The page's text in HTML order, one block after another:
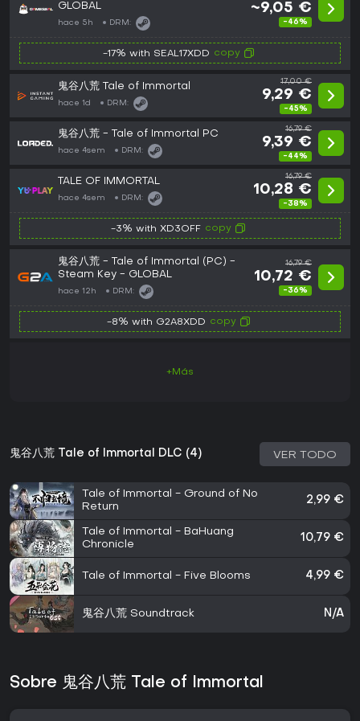
GLOBAL
hace 5h DRM:
~9,05 €
-46%
-17% with SEAL17XDD copy
鬼谷八荒 Tale of Immortal
hace 1d DRM:
17,00 €
9,29 €
-45%
鬼谷八荒 - Tale of Immortal PC
hace 4sem DRM:
16,79 €
9,39 €
-44%
TALE OF IMMORTAL
hace 4sem DRM:
16,79 €
10,28 €
-38%
-3% with XD3OFF copy
鬼谷八荒 - Tale of Immortal (PC) -
Steam Key - GLOBAL
hace 12h DRM:
16,79 €
10,72 €
-36%
-8% with G2A8XDD copy
+Más
鬼谷八荒 Tale of Immortal DLC (4) VER TODO
Tale of Immortal - Ground of No
Return
2,99 €
Tale of Immortal - BaHuang
Chronicle
10,79 €
Tale of Immortal - Five Blooms 4,99 €
鬼谷八荒 Soundtrack N/A
Sobre 鬼谷八荒 Tale of Immortal